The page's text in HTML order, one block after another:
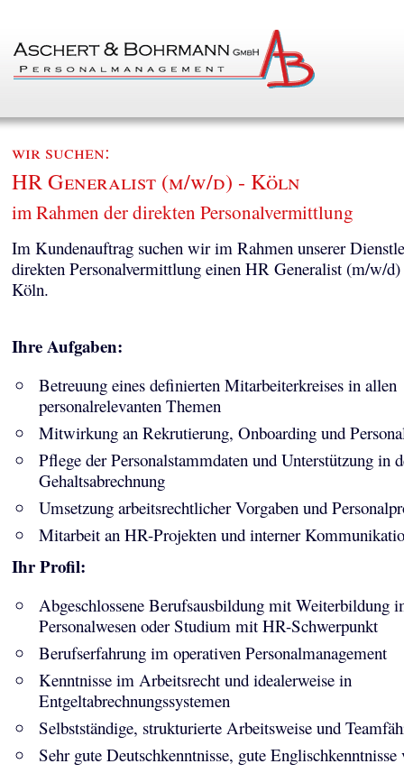
wir suchen:
HR Generalist (m/w/d) - Köln
im Rahmen der direkten Personalvermittlung
Im Kundenauftrag suchen wir im Rahmen unserer
direkten Personalvermittlung einen HR Generalist (m/w/
Köln.
Ihre Aufgaben:
Betreuung eines definierten Mitarbeiterkreises in allen
personalrelevanten Themen
Mitwirkung an Rekrutierung, Onboarding und
Pflege der Personalstammdaten und Unterstützung in
Gehaltsabrechnung
Umsetzung arbeitsrechtlicher Vorgaben und
Mitarbeit an HR-Projekten und interner
Ihr Profil:
Abgeschlossene Berufsausbildung mit Weiterbildung
Personalwesen oder Studium mit HR-Schwerpunkt
Berufserfahrung im operativen Personalmanagement
Kenntnisse im Arbeitsrecht und idealerweise in
Entgeltabrechnungssystemen
Selbstständige, strukturierte Arbeitsweise und
Sehr gute Deutschkenntnisse, gute